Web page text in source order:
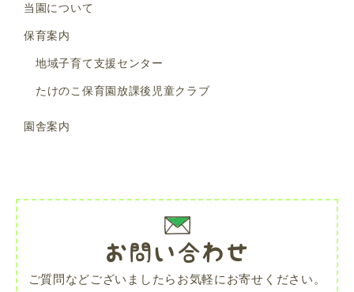
当園について
保育案内
地域子育て支援センター
たけのこ保育園放課後児童クラブ
園舎案内
お問い合わせ
ご質問などございましたらお気軽にお寄せください。